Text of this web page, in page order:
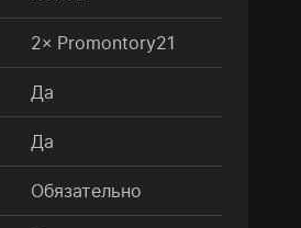
2× Promontory21
Да
Да
Обязательно